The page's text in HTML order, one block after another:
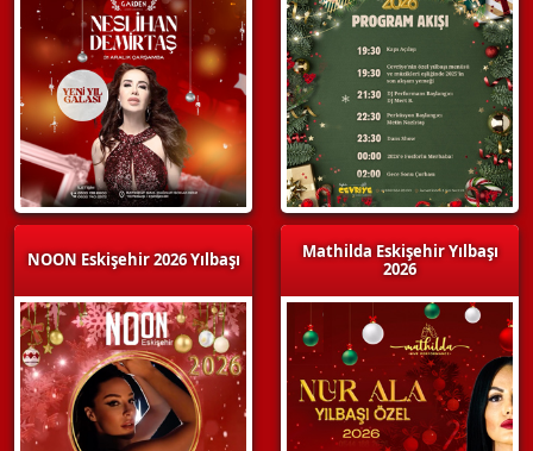
NOON Eskişehir 2026 Yılbaşı
Mathilda Eskişehir Yılbaşı
2026